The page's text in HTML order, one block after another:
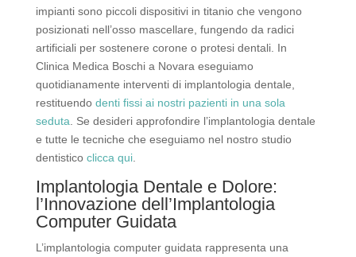
impianti sono piccoli dispositivi in titanio che vengono
posizionati nell’osso mascellare, fungendo da radici
artificiali per sostenere corone o protesi dentali. In
Clinica Medica Boschi a Novara eseguiamo
quotidianamente interventi di implantologia dentale,
restituendo denti fissi ai nostri pazienti in una sola
seduta . Se desideri approfondire l’implantologia dentale
e tutte le tecniche che eseguiamo nel nostro studio
dentistico clicca qui.
Implantologia Dentale e Dolore:
l’Innovazione dell’Implantologia
Computer Guidata
L’implantologia computer guidata rappresenta una